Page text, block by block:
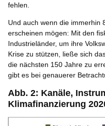
fehlen.
Und auch wenn die immerhin
erscheinen mögen: Mit den
Industrieländer, um ihre
Krise zu stützen, ließe sich
die nächsten 150 Jahre zu
gibt es bei genauerer
Abb. 2: Kanäle,
Klimafinanzierung